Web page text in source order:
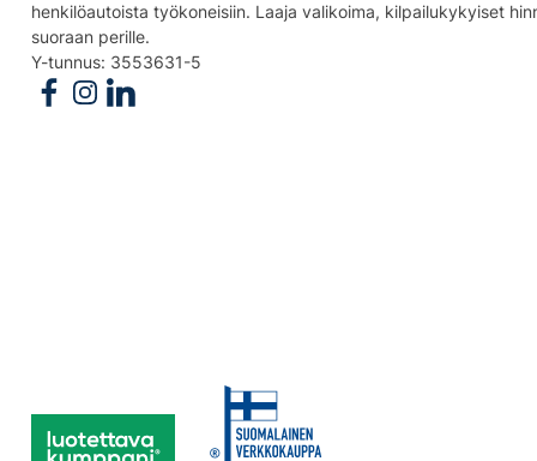
henkilöautoista työkoneisiin. Laaja valikoima, kilpailukykyiset
suoraan perille.
Y-tunnus: 3553631-5
Follow us on Facebook
Follow us on Instagram
Follow us on Linkedin